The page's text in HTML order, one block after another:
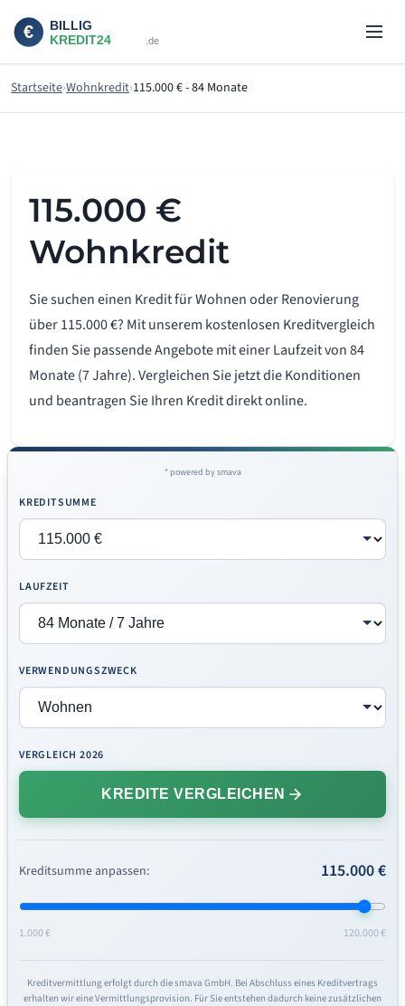
Startseite Wohnkredit 115.000 € - 84 Monate
115.000 €
Wohnkredit
Sie suchen einen Kredit für Wohnen oder Renovierung
über 115.000 €? Mit unserem kostenlosen Kreditvergleich
finden Sie passende Angebote mit einer Laufzeit von 84
Monate (7 Jahre). Vergleichen Sie jetzt die Konditionen
und beantragen Sie Ihren Kredit direkt online.
* powered by smava
KREDITSUMME
LAUFZEIT
VERWENDUNGSZWECK
VERGLEICH 2026
KREDITE VERGLEICHEN
Kreditsumme anpassen: 115.000 €
1.000 € 120.000 €
Kreditvermittlung erfolgt durch die smava GmbH. Bei Abschluss eines Kreditvertrags
erhalten wir eine Vermittlungsprovision. Für Sie entstehen dadurch keine zusätzlichen